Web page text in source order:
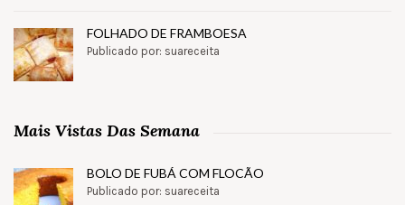
FOLHADO DE FRAMBOESA
Publicado por: suareceita
Mais Vistas Das Semana
BOLO DE FUBÁ COM FLOCÃO
Publicado por: suareceita